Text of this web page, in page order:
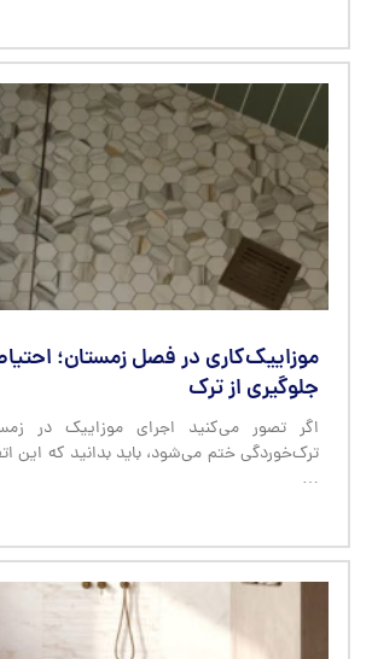
موزاییک‌کاری در فصل زمستان؛
جلوگیری از ترک
اگر تصور می‌کنید اجرای موزاییک در
ترک‌خوردگی ختم می‌شود، باید بدانید که این
…